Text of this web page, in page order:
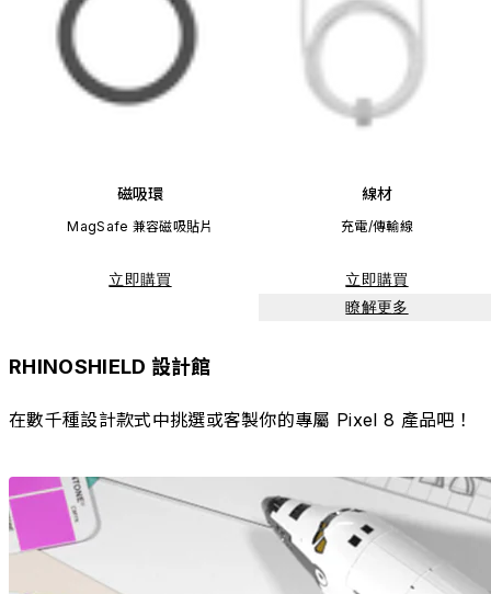
磁吸環
MagSafe 兼容磁吸貼片
立即購買
線材
充電/傳輸線
立即購買
瞭解更多
RHINOSHIELD 設計館
在數千種設計款式中挑選或客製你的專屬 Pixel 8 產品吧！